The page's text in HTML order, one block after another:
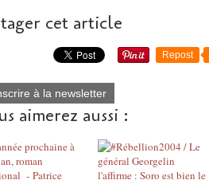
cet article
Repost
à la newsletter
aimerez aussi :